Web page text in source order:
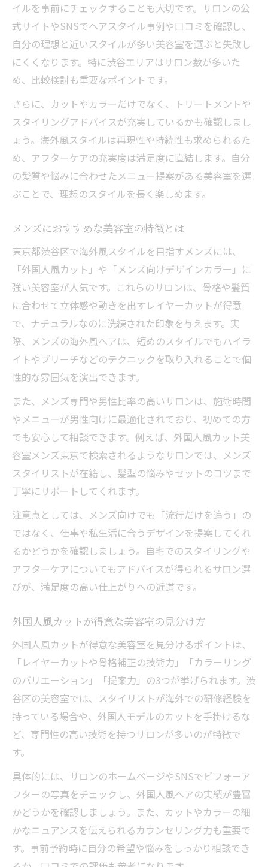
メンズにも合う海外レイヤーカット活用法
美容室選びで再現性重視のポイント解説
トレンドを押さえたメンズ向け海外ヘア徹底解
説
美容室で叶えるトレンドメンズ海外ヘア
海外風メンズヘアのおすすめ美容室特徴
美容室で人気の外国人風カットを解説
渋谷で注目の美容室メンズスタイル紹介
海外ヘアトレンドに強い美容室選びのコツ
バレイヤージュやハイライトの魅力を美容室で
美容室で体験するバレイヤージュの魅力
海外風ハイライトを得意とする美容室選び
美容室発の外国人風カラー技術をチェック
メンズも楽しめるハイライトの美容室提案
海外風カラーが映える美容室の選び方
渋谷の美容室で新しい自分に出会う方法
渋谷の美容室が提案する新スタイル
メンズにも人気の海外風スタイル提案
美容室のカウンセリング活用術を解説
イルを事前にチェックすることも大切です。サロンの公
式サイトやSNSでヘアスタイル事例や口コミを確認し、
自分の理想と近いスタイルが多い美容室を選ぶと失敗し
にくくなります。特に渋谷エリアはサロン数が多いた
め、比較検討も重要なポイントです。
さらに、カットやカラーだけでなく、トリートメントや
スタイリングアドバイスが充実しているかも確認しまし
ょう。海外風スタイルは再現性や持続性も求められるた
め、アフターケアの充実度は満足度に直結します。自分
の髪質や悩みに合わせたメニュー提案がある美容室を選
ぶことで、理想のスタイルを長く楽しめます。
メンズにおすすめな美容室の特徴とは
東京都渋谷区で海外風スタイルを目指すメンズには、
「外国人風カット」や「メンズ向けデザインカラー」に
強い美容室が人気です。これらのサロンは、骨格や髪質
に合わせて立体感や動きを出すレイヤーカットが得意
で、ナチュラルなのに洗練された印象を与えます。実
際、メンズの海外風ヘアは、短めのスタイルでもハイラ
イトやブリーチなどのテクニックを取り入れることで個
性的な雰囲気を演出できます。
また、メンズ専門や男性比率の高いサロンは、施術時間
やメニューが男性向けに最適化されており、初めての方
でも安心して相談できます。例えば、外国人風カット美
容室メンズ東京で検索されるようなサロンでは、メンズ
スタイリストが在籍し、髪型の悩みやセットのコツまで
丁寧にサポートしてくれます。
注意点としては、メンズ向けでも「流行だけを追う」の
ではなく、仕事や私生活に合うデザインを提案してくれ
るかどうかを確認しましょう。自宅でのスタイリングや
アフターケアについてもアドバイスが得られるサロン選
びが、満足度の高い仕上がりへの近道です。
外国人風カットが得意な美容室の見分け方
外国人風カットが得意な美容室を見分けるポイントは、
「レイヤーカットや骨格補正の技術力」「カラーリング
のバリエーション」「提案力」の3つが挙げられます。渋
谷区の美容室では、スタイリストが海外での研修経験を
持っている場合や、外国人モデルのカットを手掛けるな
ど、専門性の高い技術を持つサロンが多いのが特徴で
す。
具体的には、サロンのホームページやSNSでビフォーア
フターの写真をチェックし、外国人風ヘアの実績が豊富
かどうかを確認しましょう。また、カットやカラーの細
かなニュアンスを伝えられるカウンセリング力も重要で
す。事前予約時に自分の希望や悩みをしっかり相談でき